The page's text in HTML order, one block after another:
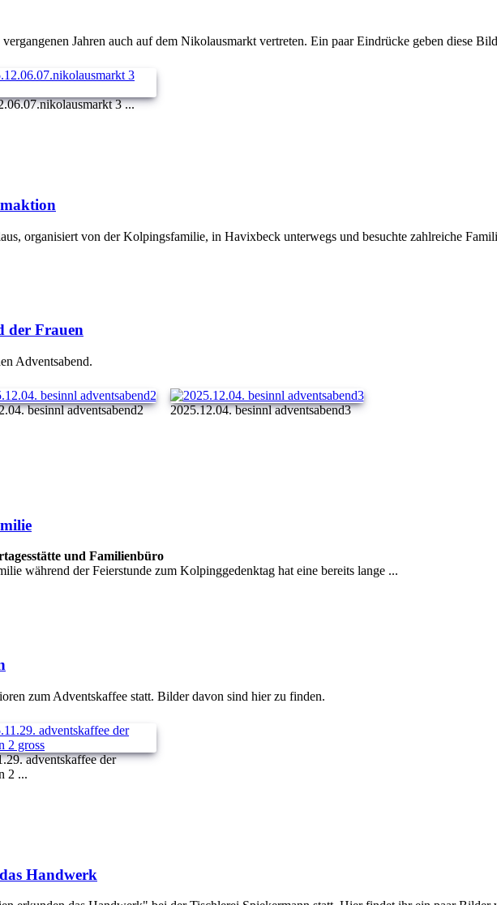
Jahren auch auf dem Nikolausmarkt vertreten. Ein paar Eindrücke geben diese
3 ...
organisiert von der Kolpingsfamilie, in Havixbeck unterwegs und besuchte zahlreiche
der Frauen
Adventsabend.
besinnl adventsabend2
2025.12.04. besinnl adventsabend3
und Familienbüro
während der Feierstunde zum Kolpinggedenktag hat eine bereits lange ...
zum Adventskaffee statt. Bilder davon sind hier zu finden.
adventskaffee der
2 ...
Handwerk